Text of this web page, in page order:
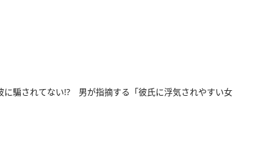
に騙されてない!? 男が指摘する「彼氏に浮気されやすい女